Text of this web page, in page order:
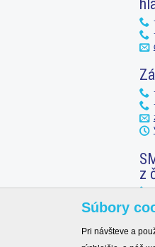
z
Súbory
Pri návšteve a